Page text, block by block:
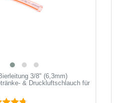
3/8" (6,3mm)
& Druckluftschlauch für